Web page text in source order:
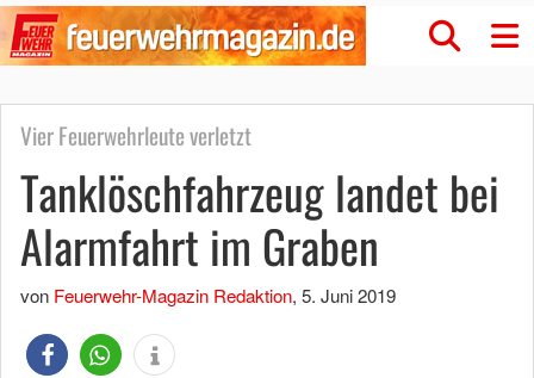
Vier Feuerwehrleute verletzt
Tanklöschfahrzeug landet bei
Alarmfahrt im Graben
von Feuerwehr-Magazin Redaktion, 5. Juni 2019